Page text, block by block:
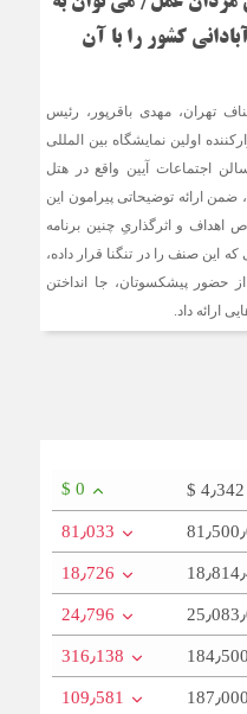
کشور را با آن
تهران، مهدی باقرپور، رئیس
اولین نمایشگاه بین المللی
اجتماعات آیین واقع در هتل
ضمن ارائه توضیحاتی پیرامون این
اهداف و اثرگذاریِ چنین برنامه
این صنف را در تنگنا قرار داده،
پیشکسوتان، جا انداختن
ارائه داد.
$ 4٫342 $ 0
81٫033
18٫726
24٫796
316٫138
109٫581